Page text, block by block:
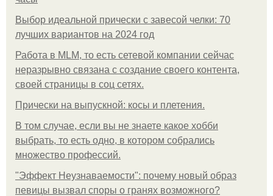
Выбор идеальной прически с завесой челки: 70
лучших вариантов на 2024 год
Работа в MLM, то есть сетевой компании сейчас
неразрывно связана с создание своего контента,
своей страницы в соц сетях.
Прически на выпускной: косы и плетения.
В том случае, если вы не знаете какое хобби
выбрать, то есть одно, в котором собрались
множество профессий.
"Эффект Неузнаваемости": почему новый образ
певицы вызвал споры о гранях возможного?